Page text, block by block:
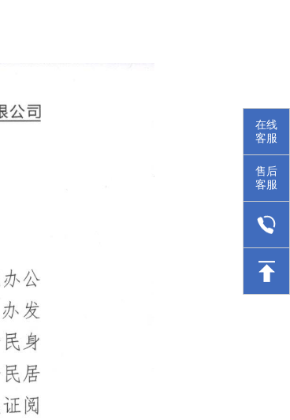
在线
客服
售后
客服